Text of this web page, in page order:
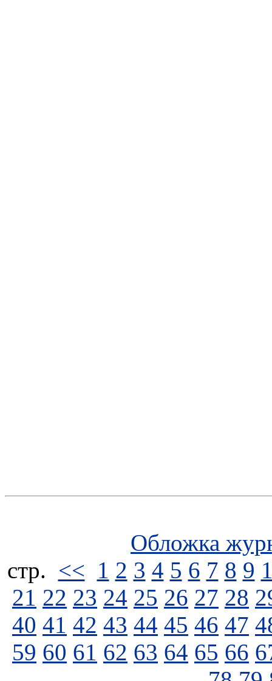
Обложка
стp. << 1 2 3 4 5 6 7 8 9
21 22 23 24 25 26 27 28
40 41 42 43 44 45 46 47
59 60 61 62 63 64 65 66